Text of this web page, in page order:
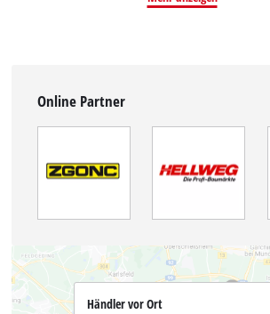
Online Partner
Händler vor Ort